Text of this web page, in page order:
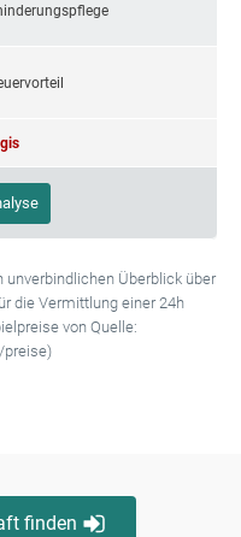
Überblick über
die Vermittlung einer 24h
von Quelle:
preise)
finden